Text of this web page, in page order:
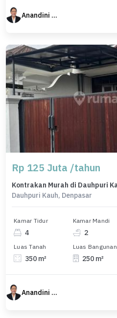
Anandini Property
Rp 125 Juta /tahun
Dauhpuri Kauh, Denpasar
Kamar Tidur
4
Kamar Mandi
2
Luas Tanah
350 m²
Luas Bangunan
250 m²
Anandini Property